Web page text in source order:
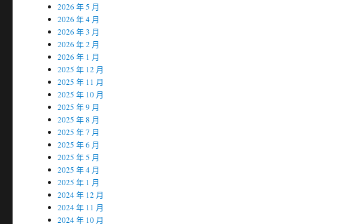
2026 年 5 月
2026 年 4 月
2026 年 3 月
2026 年 2 月
2026 年 1 月
2025 年 12 月
2025 年 11 月
2025 年 10 月
2025 年 9 月
2025 年 8 月
2025 年 7 月
2025 年 6 月
2025 年 5 月
2025 年 4 月
2025 年 1 月
2024 年 12 月
2024 年 11 月
2024 年 10 月